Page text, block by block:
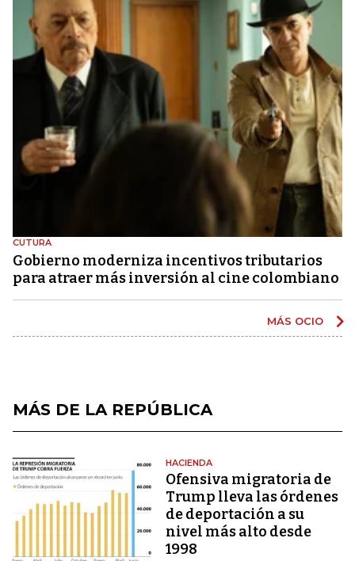
CUTURA
Gobierno moderniza incentivos tributarios
para atraer más inversión al cine colombiano
MÁS OCIO
MÁS DE LA REPÚBLICA
HACIENDA
Ofensiva migratoria de
Trump lleva las órdenes
de deportación a su
nivel más alto desde
1998